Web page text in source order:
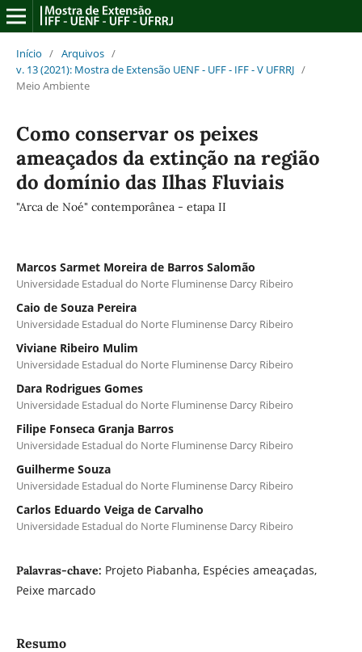
Início / Arquivos /
v. 13 (2021): Mostra de Extensão UENF - UFF - IFF - V UFRRJ /
Meio Ambiente
Como conservar os peixes
ameaçados da extinção na região
do domínio das Ilhas Fluviais
"Arca de Noé" contemporânea - etapa II
Marcos Sarmet Moreira de Barros Salomão
Universidade Estadual do Norte Fluminense Darcy Ribeiro
Caio de Souza Pereira
Universidade Estadual do Norte Fluminense Darcy Ribeiro
Viviane Ribeiro Mulim
Universidade Estadual do Norte Fluminense Darcy Ribeiro
Dara Rodrigues Gomes
Universidade Estadual do Norte Fluminense Darcy Ribeiro
Filipe Fonseca Granja Barros
Universidade Estadual do Norte Fluminense Darcy Ribeiro
Guilherme Souza
Universidade Estadual do Norte Fluminense Darcy Ribeiro
Carlos Eduardo Veiga de Carvalho
Universidade Estadual do Norte Fluminense Darcy Ribeiro
Palavras-chave: Projeto Piabanha, Espécies ameaçadas,
Peixe marcado
Resumo